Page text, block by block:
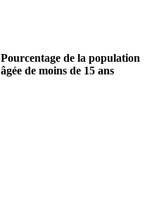
Pourcentage de la population
âgée de moins de 15 ans